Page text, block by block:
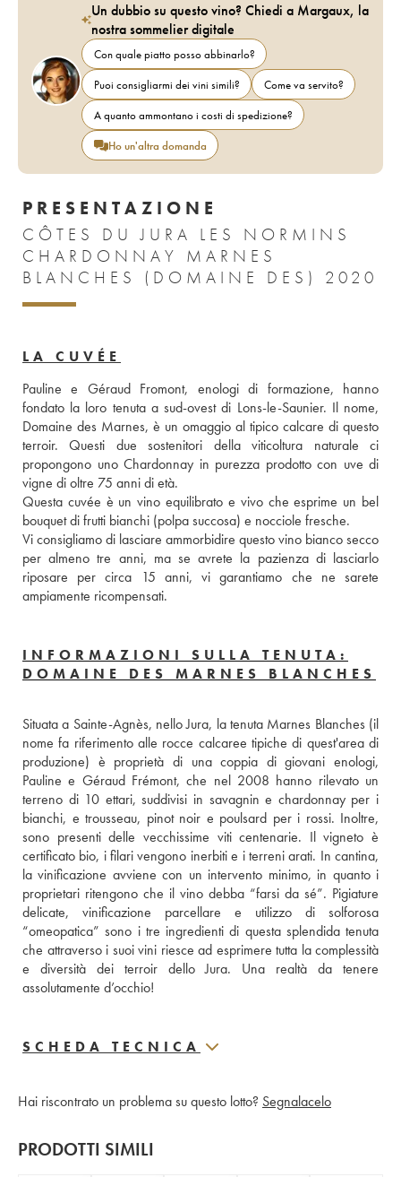
Un dubbio su questo vino? Chiedi a Margaux, la
nostra sommelier digitale
Con quale piatto posso abbinarlo?
Puoi consigliarmi dei vini simili?
Come va servito?
A quanto ammontano i costi di spedizione?
Ho un'altra domanda
PRESENTAZIONE
CÔTES DU JURA LES NORMINS
CHARDONNAY MARNES
BLANCHES (DOMAINE DES) 2020
LA CUVÉE
Pauline e Géraud Fromont, enologi di formazione, hanno
fondato la loro tenuta a sud-ovest di Lons-le-Saunier. Il nome,
Domaine des Marnes, è un omaggio al tipico calcare di questo
terroir. Questi due sostenitori della viticoltura naturale ci
propongono uno Chardonnay in purezza prodotto con uve di
vigne di oltre 75 anni di età.
Questa cuvée è un vino equilibrato e vivo che esprime un bel
bouquet di frutti bianchi (polpa succosa) e nocciole fresche.
Vi consigliamo di lasciare ammorbidire questo vino bianco secco
per almeno tre anni, ma se avrete la pazienza di lasciarlo
riposare per circa 15 anni, vi garantiamo che ne sarete
ampiamente ricompensati.
INFORMAZIONI SULLA TENUTA:
DOMAINE DES MARNES BLANCHES
Situata a Sainte-Agnès, nello Jura, la tenuta Marnes Blanches (il
nome fa riferimento alle rocce calcaree tipiche di quest'area di
produzione) è proprietà di una coppia di giovani enologi,
Pauline e Géraud Frémont, che nel 2008 hanno rilevato un
terreno di 10 ettari, suddivisi in savagnin e chardonnay per i
bianchi, e trousseau, pinot noir e poulsard per i rossi. Inoltre,
sono presenti delle vecchissime viti centenarie. Il vigneto è
certificato bio, i filari vengono inerbiti e i terreni arati. In cantina,
la vinificazione avviene con un intervento minimo, in quanto i
proprietari ritengono che il vino debba “farsi da sé”. Pigiature
delicate, vinificazione parcellare e utilizzo di solforosa
“omeopatica” sono i tre ingredienti di questa splendida tenuta
che attraverso i suoi vini riesce ad esprimere tutta la complessità
e diversità dei terroir dello Jura. Una realtà da tenere
assolutamente d’occhio!
SCHEDA TECNICA
Hai riscontrato un problema su questo lotto? Segnalacelo
PRODOTTI SIMILI